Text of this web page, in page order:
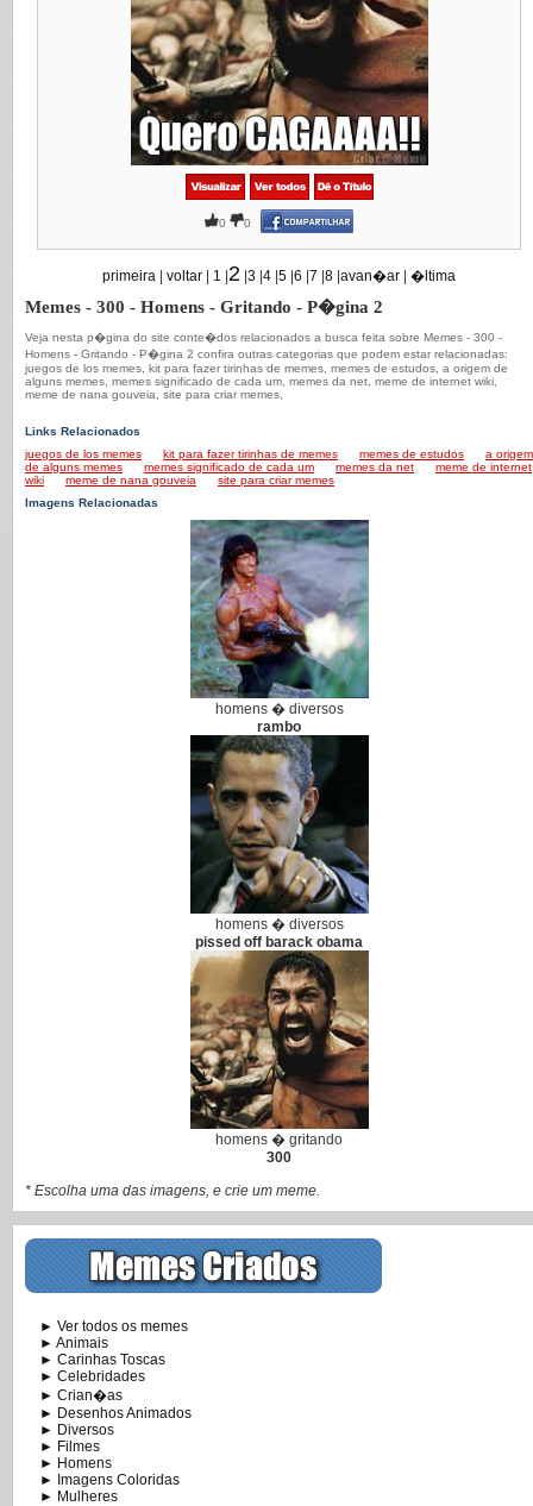
0 0
primeira voltar 1 2 3 4 5 6 7 8 avan�ar �ltima
Memes - 300 - Homens - Gritando - P�gina 2
Veja nesta p�gina do site conte�dos relacionados a busca feita sobre Memes - 300 -
Homens - Gritando - P�gina 2 confira outras categorias que podem estar relacionadas:
juegos de los memes, kit para fazer tirinhas de memes, memes de estudos, a origem de
alguns memes, memes significado de cada um, memes da net, meme de internet wiki,
meme de nana gouveia, site para criar memes,
Links Relacionados
juegos de los memes
kit para fazer tirinhas de memes memes de estudos
a origem
de alguns memes
memes significado de cada um memes da net
meme de internet
wiki
meme de nana gouveia
site para criar memes
Imagens Relacionadas
homens � diversos
rambo
homens � diversos
pissed off barack obama
homens � gritando
300
* Escolha uma das imagens, e crie um meme.
► Ver todos os memes
► Animais
► Carinhas Toscas
► Celebridades
► Crian�as
► Desenhos Animados
► Diversos
► Filmes
► Homens
► Imagens Coloridas
► Mulheres